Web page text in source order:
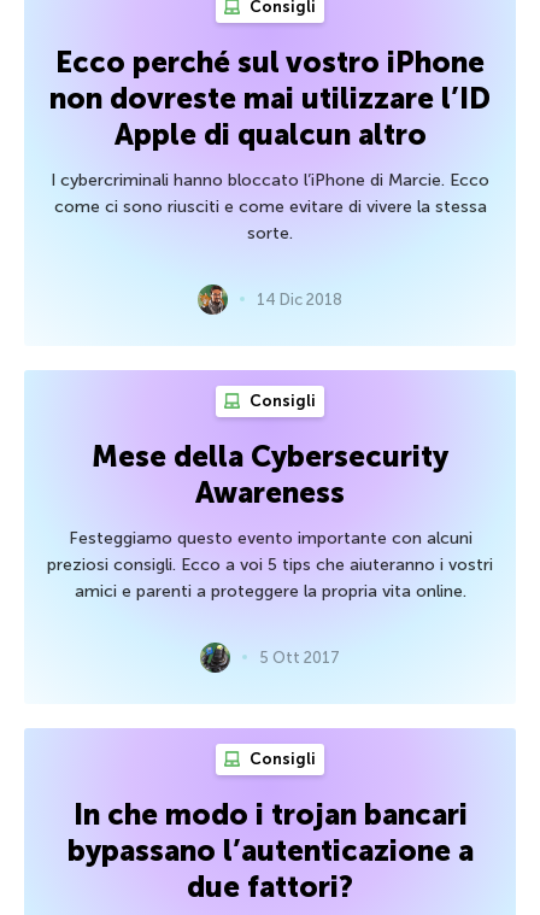
Consigli
Ecco perché sul vostro iPhone
non dovreste mai utilizzare l’ID
Apple di qualcun altro
I cybercriminali hanno bloccato l’iPhone di Marcie. Ecco
come ci sono riusciti e come evitare di vivere la stessa
sorte.
14 Dic 2018
Consigli
Mese della Cybersecurity
Awareness
Festeggiamo questo evento importante con alcuni
preziosi consigli. Ecco a voi 5 tips che aiuteranno i vostri
amici e parenti a proteggere la propria vita online.
5 Ott 2017
Consigli
In che modo i trojan bancari
bypassano l’autenticazione a
due fattori?